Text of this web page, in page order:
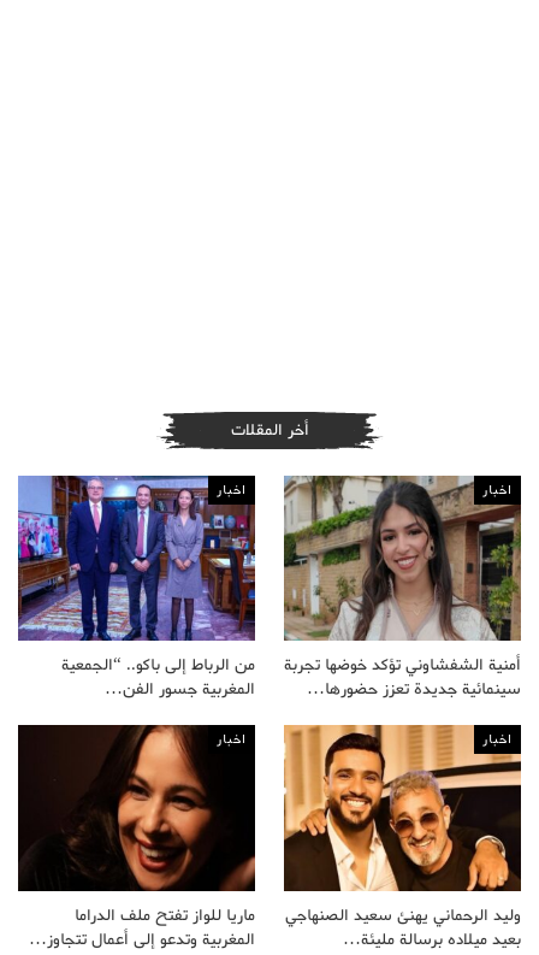
أخر المقلات
اخبار
أمنية الشفشاوني تؤكد خوضها تجربة
سينمائية جديدة تعزز حضورها…
اخبار
من الرباط إلى باكو.. “الجمعية
المغربية جسور الفن…
اخبار
وليد الرحماني يهنئ سعيد الصنهاجي
بعيد ميلاده برسالة مليئة…
اخبار
ماريا للواز تفتح ملف الدراما
المغربية وتدعو إلى أعمال تتجاوز…